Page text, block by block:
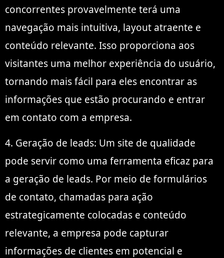
concorrentes provavelmente terá uma
navegação mais intuitiva, layout atraente e
conteúdo relevante. Isso proporciona aos
visitantes uma melhor experiência do usuário,
tornando mais fácil para eles encontrar as
informações que estão procurando e entrar
em contato com a empresa.
4. Geração de leads: Um site de qualidade
pode servir como uma ferramenta eficaz para
a geração de leads. Por meio de formulários
de contato, chamadas para ação
estrategicamente colocadas e conteúdo
relevante, a empresa pode capturar
informações de clientes em potencial e